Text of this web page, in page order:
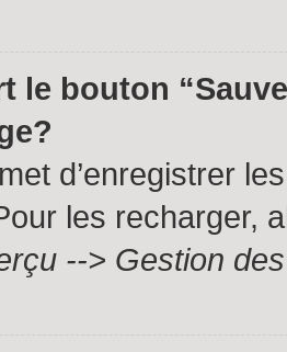
le bouton
d’enregistrer
les recharger,
--> Gestion